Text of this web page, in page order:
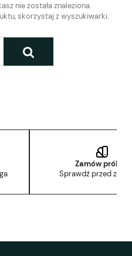
aktualnej oferty lub
dodane produkty do listy
nie została znaleziona.
skorzystaj z wyszukiwarki.
Zamów próbkę
Sprawdź przed